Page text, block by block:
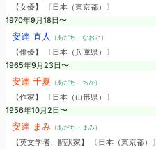
【女優】 〔日本（東京都）〕
1970年9月18日〜
安達 直人 （あだち・なおと）
【俳優】 〔日本（兵庫県）〕
1965年9月23日〜
安達 千夏 （あだち・ちか）
【作家】 〔日本（山形県）〕
1956年10月2日〜
安達 まみ（あだち・まみ）
【英文学者、翻訳家】 〔日本（東京都）〕